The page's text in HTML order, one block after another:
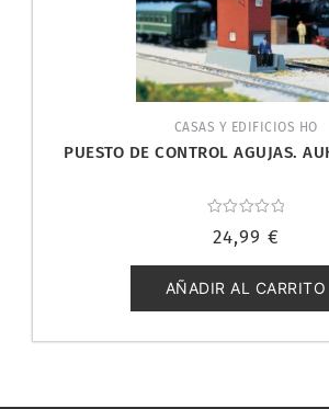
CASAS Y EDIFICIOS HO
PUESTO DE CONTROL AGUJAS.
con
de
5
24,99 €
AÑADIR AL CARRITO